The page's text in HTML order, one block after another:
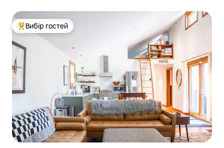
Топ вибір гостей
Вибір гостей